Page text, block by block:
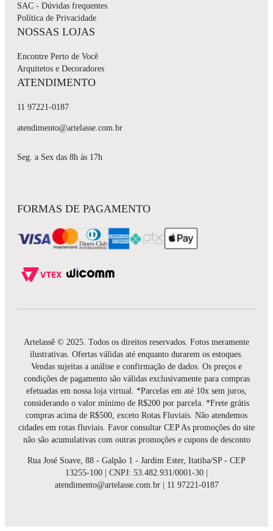
SAC - Dúvidas frequentes
Política de Privacidade
NOSSAS LOJAS
Encontre Perto de Você
Arquitetos e Decoradores
ATENDIMENTO
11 97221-0187
atendimento@artelasse.com.br
Seg. a Sex das 8h às 17h
FORMAS DE PAGAMENTO
Artelassê © 2025. Todos os direitos reservados. Fotos meramente
ilustrativas. Ofertas válidas até enquanto durarem os estoques.
Vendas sujeitas a análise e confirmação de dados. Os preços e
condições de pagamento são válidas exclusivamente para compras
efetuadas em nossa loja virtual. *Parcelas em até 10x sem juros,
considerando o valor mínimo de R$200 por parcela. *Frete grátis
compras acima de R$500, exceto Rotas Fluviais. Não atendemos
cidades em rotas fluviais. Favor consultar CEP As promoções do site
não são acumulativas com outras promoções e cupons de desconto
Rua José Soave, 88 - Galpão 1 - Jardim Ester, Itatiba/SP - CEP
13255-100 | CNPJ: 53.482.931/0001-30 |
atendimento@artelasse.com.br | 11 97221-0187